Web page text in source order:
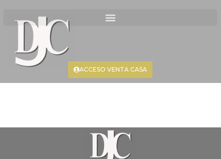
ACCESO VENTA CASA